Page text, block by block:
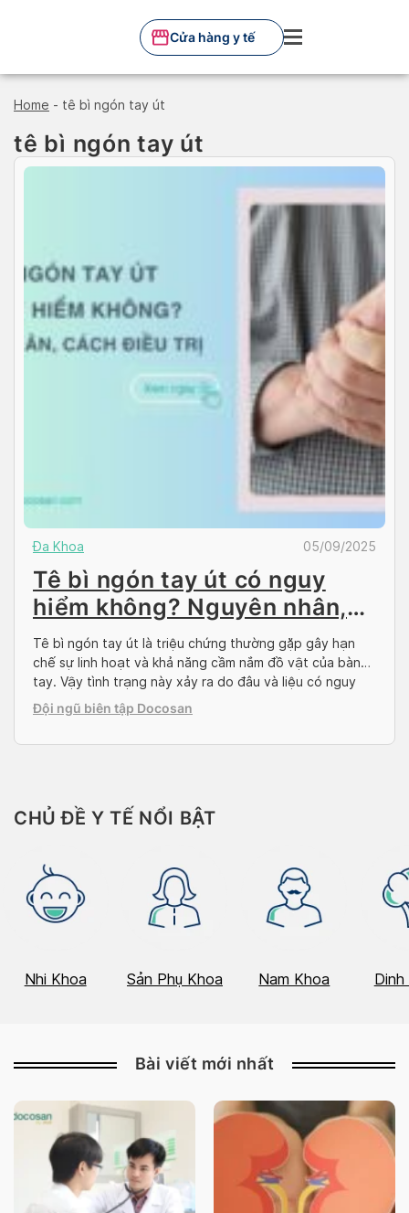
Cửa hàng y tế
Home - tê bì ngón tay út
tê bì ngón tay út
Đa Khoa 05/09/2025
Tê bì ngón tay út có nguy
hiểm không? Nguyên nhân,
cách điều trị
Tê bì ngón tay út là triệu chứng thường gặp gây hạn
chế sự linh hoạt và khả năng cầm nắm đồ vật của bàn
tay. Vậy tình trạng này xảy ra do đâu và liệu có nguy
hiểm đến sức khỏe hay không? Hãy cùng Docosan tìm
hiểu trong bài viết dưới đây. Giới […]
Đội ngũ biên tập Docosan
CHỦ ĐỀ Y TẾ NỔI BẬT
Nhi Khoa Sản Phụ Khoa Nam Khoa Dinh
Bài viết mới nhất